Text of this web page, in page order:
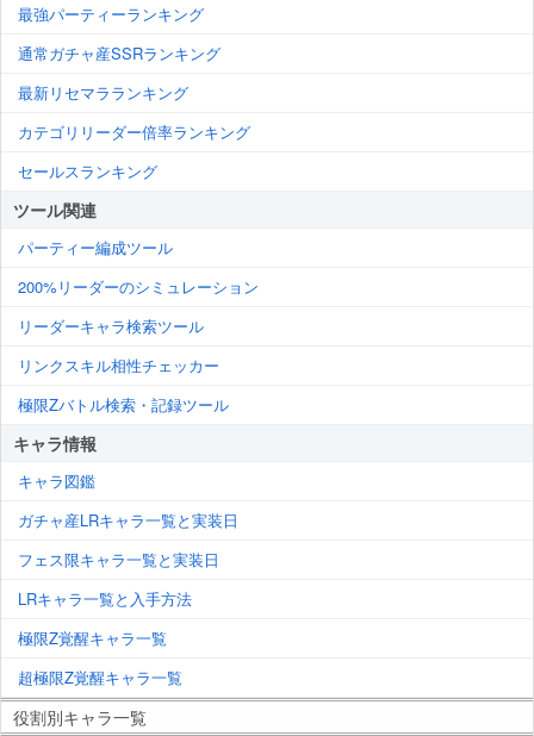
最強パーティーランキング
通常ガチャ産SSRランキング
最新リセマラランキング
カテゴリリーダー倍率ランキング
セールスランキング
ツール関連
パーティー編成ツール
200%リーダーのシミュレーション
リーダーキャラ検索ツール
リンクスキル相性チェッカー
極限Zバトル検索・記録ツール
キャラ情報
キャラ図鑑
ガチャ産LRキャラ一覧と実装日
フェス限キャラ一覧と実装日
LRキャラ一覧と入手方法
極限Z覚醒キャラ一覧
超極限Z覚醒キャラ一覧
役割別キャラ一覧